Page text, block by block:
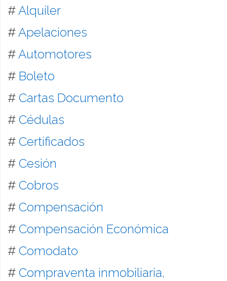
#Alquiler
#Apelaciones
#Automotores
# Boleto
# Cartas Documento
# Cédulas
# Certificados
# Cesión
# Cobros
# Compensación
# Compensación Económica
# Comodato
# Compraventa inmobiliaria,